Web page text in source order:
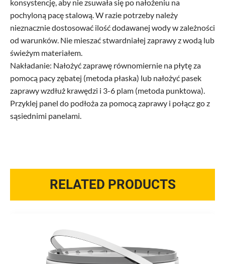
konsystencję, aby nie zsuwała się po nałożeniu na
pochyloną pacę stalową. W razie potrzeby należy
nieznacznie dostosować ilość dodawanej wody w zależności
od warunków. Nie mieszać stwardniałej zaprawy z wodą lub
świeżym materiałem.
Nakładanie: Nałożyć zaprawę równomiernie na płytę za
pomocą pacy zębatej (metoda płaska) lub nałożyć pasek
zaprawy wzdłuż krawędzi i 3-6 plam (metoda punktowa).
Przyklej panel do podłoża za pomocą zaprawy i połącz go z
sąsiednimi panelami.
RELATED PRODUCTS